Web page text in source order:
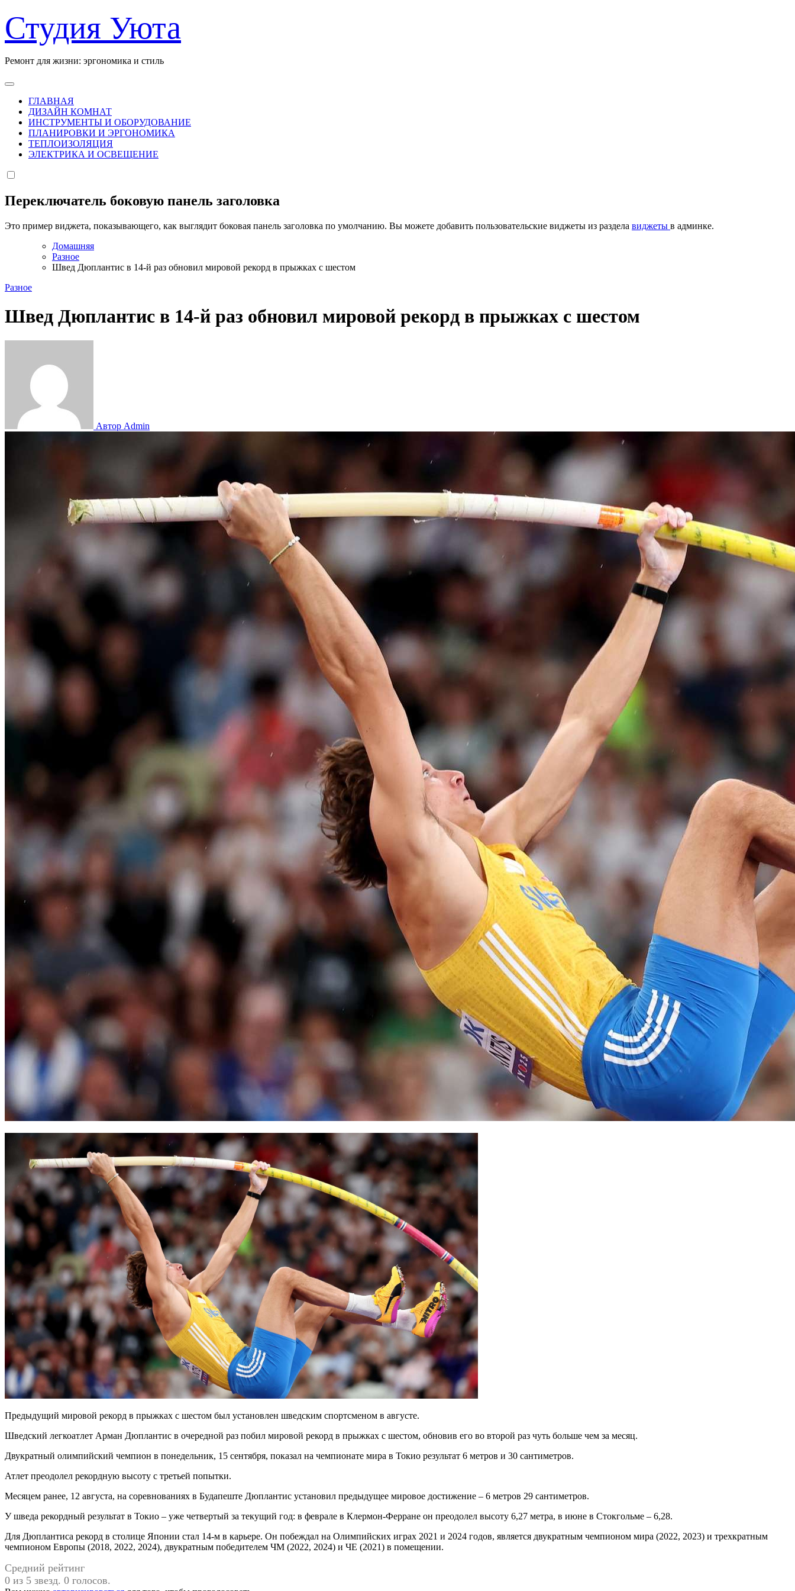
к
содержанию
Студия Уюта
Ремонт для жизни: эргономика и стиль
ГЛАВНАЯ
ДИЗАЙН КОМНАТ
ИНСТРУМЕНТЫ И ОБОРУДОВАНИЕ
ПЛАНИРОВКИ И ЭРГОНОМИКА
ТЕПЛОИЗОЛЯЦИЯ
ЭЛЕКТРИКА И ОСВЕЩЕНИЕ
Переключатель боковую панель заголовка
Это пример виджета, показывающего, как выглядит боковая панель заголовка по умолчанию. Вы можете добавить пользовательские виджеты из раздела виджеты в админке.
Домашняя
Разное
Швед Дюплантис в 14-й раз обновил мировой рекорд в прыжках с шестом
Разное
Швед Дюплантис в 14-й раз обновил мировой рекорд в прыжках с шестом
Автор Admin
Предыдущий мировой рекорд в прыжках с шестом был установлен шведским спортсменом в августе.
Шведский легкоатлет Арман Дюплантис в очередной раз побил мировой рекорд в прыжках с шестом, обновив его во второй раз чуть больше чем за месяц.
Двукратный олимпийский чемпион в понедельник, 15 сентября, показал на чемпионате мира в Токио результат 6 метров и 30 сантиметров.
Атлет преодолел рекордную высоту с третьей попытки.
Месяцем ранее, 12 августа, на соревнованиях в Будапеште Дюплантис установил предыдущее мировое достижение – 6 метров 29 сантиметров.
У шведа рекордный результат в Токио – уже четвертый за текущий год: в феврале в Клермон-Ферране он преодолел высоту 6,27 метра, в июне в Стокгольме – 6,28.
Для Дюплантиса рекорд в столице Японии стал 14-м в карьере. Он побеждал на Олимпийских играх 2021 и 2024 годов, является двукратным чемпионом мира (2022, 2023) и трехкратным
чемпионом Европы (2018, 2022, 2024), двукратным победителем ЧМ (2022, 2024) и ЧЕ (2021) в помещении.
Средний рейтинг
0 из 5 звезд. 0 голосов.